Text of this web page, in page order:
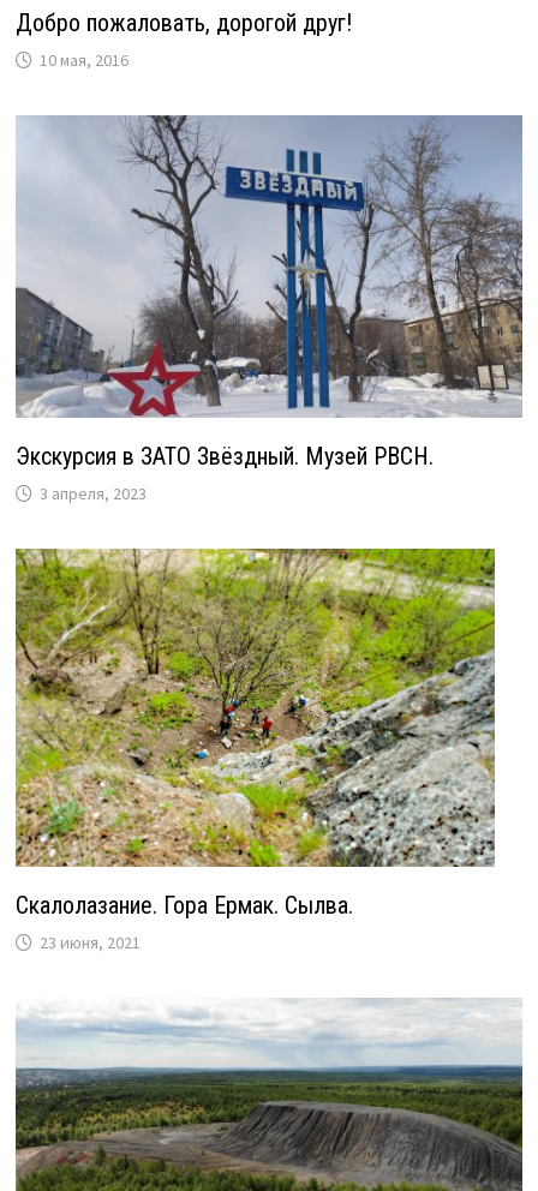
Добро пожаловать, дорогой друг!
10 мая, 2016
Экскурсия в ЗАТО Звёздный. Музей РВСН.
3 апреля, 2023
Скалолазание. Гора Ермак. Сылва.
23 июня, 2021